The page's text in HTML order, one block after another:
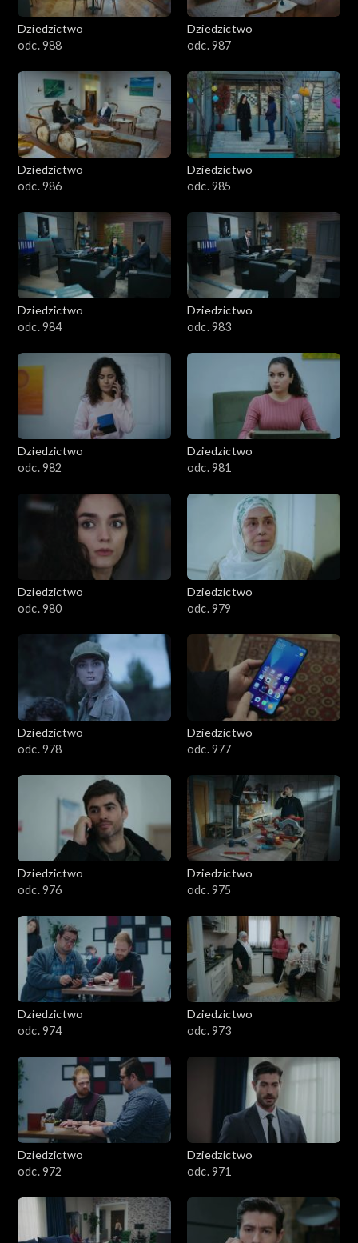
Dziedzictwo
odc. 988
Dziedzictwo
odc. 987
Dziedzictwo
odc. 986
Dziedzictwo
odc. 985
Dziedzictwo
odc. 984
Dziedzictwo
odc. 983
Dziedzictwo
odc. 982
Dziedzictwo
odc. 981
Dziedzictwo
odc. 980
Dziedzictwo
odc. 979
Dziedzictwo
odc. 978
Dziedzictwo
odc. 977
Dziedzictwo
odc. 976
Dziedzictwo
odc. 975
Dziedzictwo
odc. 974
Dziedzictwo
odc. 973
Dziedzictwo
odc. 972
Dziedzictwo
odc. 971